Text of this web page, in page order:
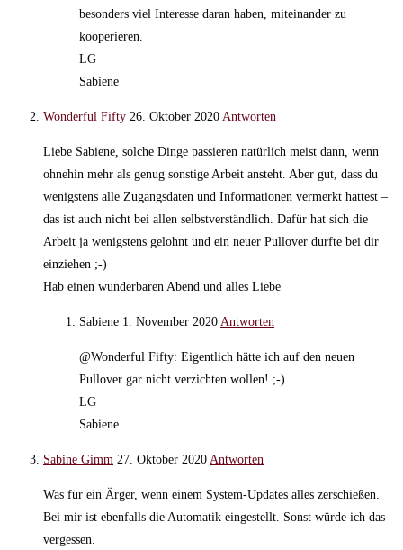
besonders viel Interesse daran haben, miteinander zu
kooperieren.
LG
Sabiene
Wonderful Fifty 26. Oktober 2020 Antworten
Liebe Sabiene, solche Dinge passieren natürlich meist dann, wenn
ohnehin mehr als genug sonstige Arbeit ansteht. Aber gut, dass du
wenigstens alle Zugangsdaten und Informationen vermerkt hattest –
das ist auch nicht bei allen selbstverständlich. Dafür hat sich die
Arbeit ja wenigstens gelohnt und ein neuer Pullover durfte bei dir
einziehen ;-)
Hab einen wunderbaren Abend und alles Liebe
Sabiene 1. November 2020 Antworten
@Wonderful Fifty: Eigentlich hätte ich auf den neuen
Pullover gar nicht verzichten wollen! ;-)
LG
Sabiene
Sabine Gimm 27. Oktober 2020 Antworten
Was für ein Ärger, wenn einem System-Updates alles zerschießen.
Bei mir ist ebenfalls die Automatik eingestellt. Sonst würde ich das
vergessen.